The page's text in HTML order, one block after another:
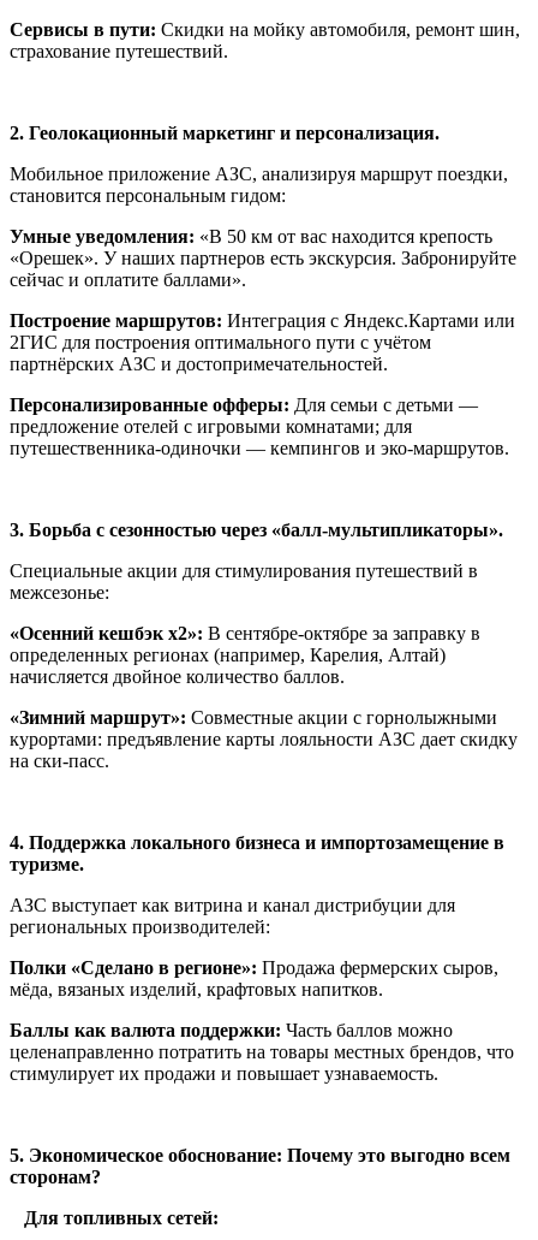
Сервисы в пути: Скидки на мойку автомобиля, ремонт шин,
страхование путешествий.
2. Геолокационный маркетинг и персонализация.
Мобильное приложение АЗС, анализируя маршрут поездки,
становится персональным гидом:
Умные уведомления: «В 50 км от вас находится крепость
«Орешек». У наших партнеров есть экскурсия. Забронируйте
сейчас и оплатите баллами».
Построение маршрутов: Интеграция с Яндекс.Картами или
2ГИС для построения оптимального пути с учётом
партнёрских АЗС и достопримечательностей.
Персонализированные офферы: Для семьи с детьми —
предложение отелей с игровыми комнатами; для
путешественника-одиночки — кемпингов и эко-маршрутов.
3. Борьба с сезонностью через «балл-мультипликаторы».
Специальные акции для стимулирования путешествий в
межсезонье:
«Осенний кешбэк x2»: В сентябре-октябре за заправку в
определенных регионах (например, Карелия, Алтай)
начисляется двойное количество баллов.
«Зимний маршрут»: Совместные акции с горнолыжными
курортами: предъявление карты лояльности АЗС дает скидку
на ски-пасс.
4. Поддержка локального бизнеса и импортозамещение в
туризме.
АЗС выступает как витрина и канал дистрибуции для
региональных производителей:
Полки «Сделано в регионе»: Продажа фермерских сыров,
мёда, вязаных изделий, крафтовых напитков.
Баллы как валюта поддержки: Часть баллов можно
целенаправленно потратить на товары местных брендов, что
стимулирует их продажи и повышает узнаваемость.
5. Экономическое обоснование: Почему это выгодно всем
сторонам?
Для топливных сетей: